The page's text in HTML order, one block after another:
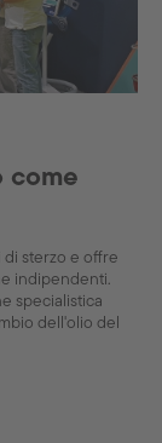
come
di sterzo e offre
indipendenti.
specialistica
dell'olio del